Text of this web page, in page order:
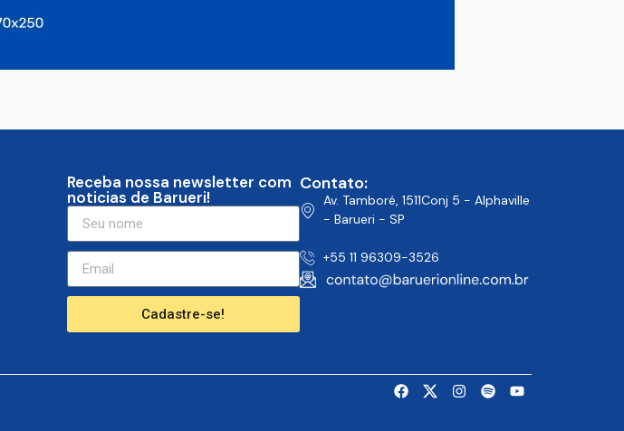
Receba nossa newsletter com
noticias de Barueri!
Cadastre-se!
Contato:
Av. Tamboré, 1511Conj 5 - Alphaville
- Barueri - SP
+55 11 96309-3526